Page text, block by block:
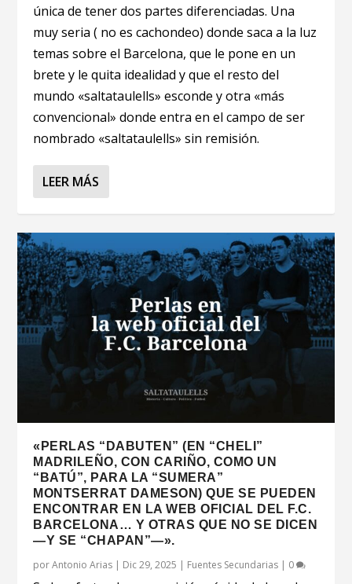
única de tener dos partes diferenciadas. Una
muy seria ( no es cachondeo) donde saca a la luz
temas sobre el Barcelona, que le pone en un
brete y le quita idealidad y que el resto del
mundo «saltataulells» esconde y otra «más
convencional» donde entra en el campo de ser
nombrado «saltataulells» sin remisión.
LEER MÁS
«PERLAS “DABUTEN” (EN “CHELI”
MADRILEÑO, CON CARIÑO, COMO UN
“BATÚ”, PARA LA “SUMERA”
MONTSERRAT DAMESON) QUE SE PUEDEN
ENCONTRAR EN LA WEB OFICIAL DEL F.C.
BARCELONA… Y OTRAS QUE NO SE DICEN
—Y SE “CHAPAN”—».
porAntonio Arias | Dic 29, 2025 | Fuentes Secundarias | 0